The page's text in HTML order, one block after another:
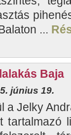
...
Baja
június 19.
a Jelky
tartalmazó